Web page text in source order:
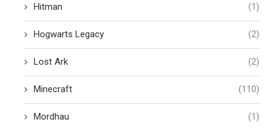
Hitman (1)
Hogwarts Legacy (2)
Lost Ark (2)
Minecraft (110)
Mordhau (1)